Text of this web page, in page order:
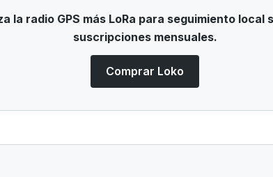
la radio GPS más LoRa para seguimiento
suscripciones mensuales.
Comprar Loko